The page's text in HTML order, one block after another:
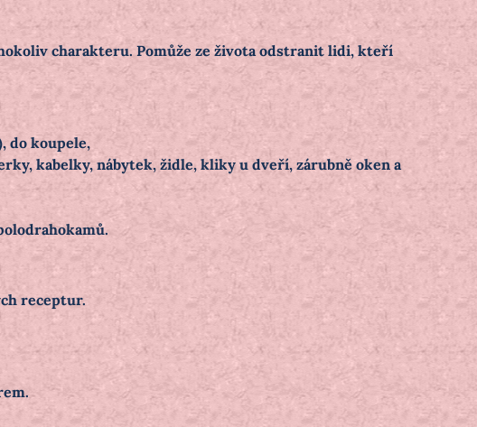
charakteru. Pomůže ze života odstranit lidi, kteří
do koupele,
kabelky, nábytek, židle, kliky u dveří, zárubně oken a
receptur.